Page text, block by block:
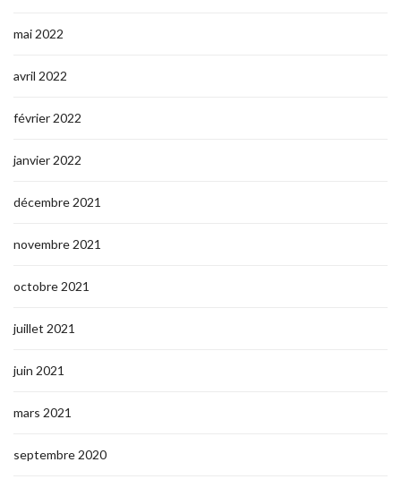
mai 2022
avril 2022
février 2022
janvier 2022
décembre 2021
novembre 2021
octobre 2021
juillet 2021
juin 2021
mars 2021
septembre 2020